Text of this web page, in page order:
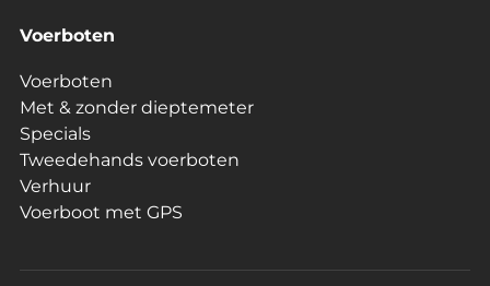
Voerboten
Voerboten
Met & zonder dieptemeter
Specials
Tweedehands voerboten
Verhuur
Voerboot met GPS